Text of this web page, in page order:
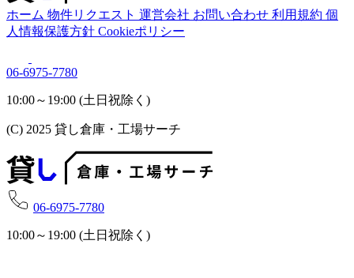
ホーム 物件リクエスト 運営会社 お問い合わせ 利用規約 個
人情報保護方針 Cookieポリシー
06-6975-7780
10:00～19:00 (土日祝除く)
(C) 2025 貸し倉庫・工場サーチ
06-6975-7780
10:00～19:00 (土日祝除く)